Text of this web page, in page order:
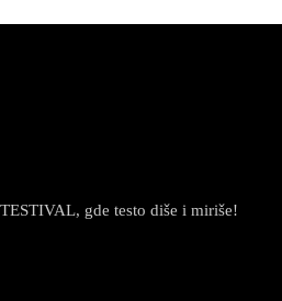
TESTIVAL, gde testo diše i miriše!